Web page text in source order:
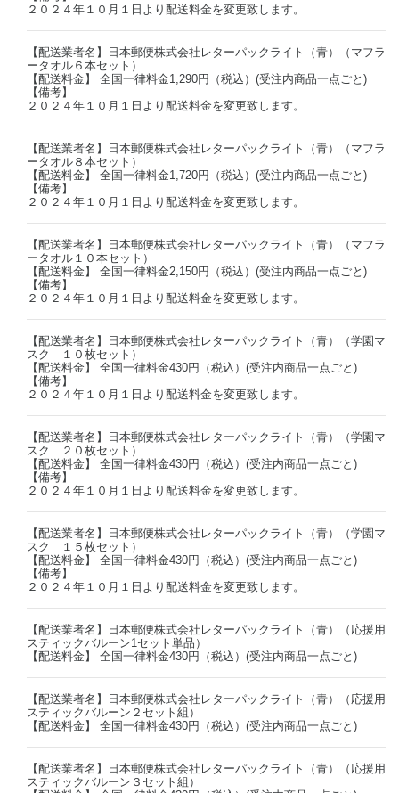
２０２４年１０月１日より配送料金を変更致します。
【配送業者名】日本郵便株式会社レターパックライト（青）（マフラ
ータオル６本セット）
【配送料金】 全国一律料金1,290円（税込）(受注内商品一点ごと)
【備考】
２０２４年１０月１日より配送料金を変更致します。
【配送業者名】日本郵便株式会社レターパックライト（青）（マフラ
ータオル８本セット）
【配送料金】 全国一律料金1,720円（税込）(受注内商品一点ごと)
【備考】
２０２４年１０月１日より配送料金を変更致します。
【配送業者名】日本郵便株式会社レターパックライト（青）（マフラ
ータオル１０本セット）
【配送料金】 全国一律料金2,150円（税込）(受注内商品一点ごと)
【備考】
２０２４年１０月１日より配送料金を変更致します。
【配送業者名】日本郵便株式会社レターパックライト（青）（学園マ
スク １０枚セット）
【配送料金】 全国一律料金430円（税込）(受注内商品一点ごと)
【備考】
２０２４年１０月１日より配送料金を変更致します。
【配送業者名】日本郵便株式会社レターパックライト（青）（学園マ
スク ２０枚セット）
【配送料金】 全国一律料金430円（税込）(受注内商品一点ごと)
【備考】
２０２４年１０月１日より配送料金を変更致します。
【配送業者名】日本郵便株式会社レターパックライト（青）（学園マ
スク １５枚セット）
【配送料金】 全国一律料金430円（税込）(受注内商品一点ごと)
【備考】
２０２４年１０月１日より配送料金を変更致します。
【配送業者名】日本郵便株式会社レターパックライト（青）（応援用
スティックバルーン1セット単品）
【配送料金】 全国一律料金430円（税込）(受注内商品一点ごと)
【配送業者名】日本郵便株式会社レターパックライト（青）（応援用
スティックバルーン２セット組）
【配送料金】 全国一律料金430円（税込）(受注内商品一点ごと)
【配送業者名】日本郵便株式会社レターパックライト（青）（応援用
スティックバルーン３セット組）